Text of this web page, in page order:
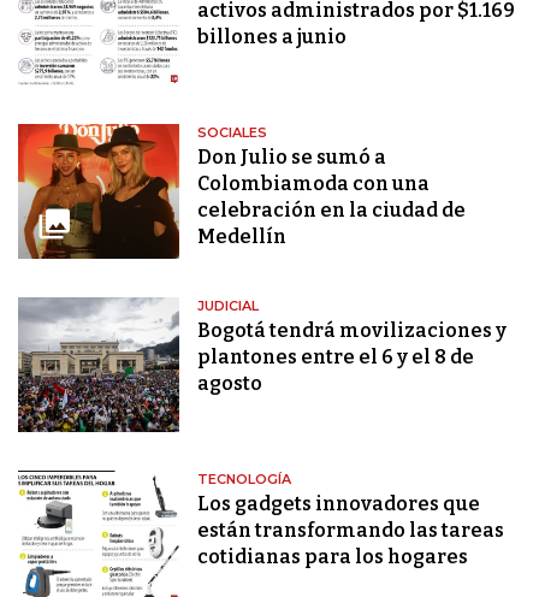
activos administrados por $1.169
billones a junio
SOCIALES
Don Julio se sumó a
Colombiamoda con una
celebración en la ciudad de
Medellín
JUDICIAL
Bogotá tendrá movilizaciones y
plantones entre el 6 y el 8 de
agosto
TECNOLOGÍA
Los gadgets innovadores que
están transformando las tareas
cotidianas para los hogares